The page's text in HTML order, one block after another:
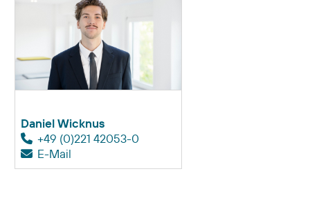
Daniel Wicknus
+49 (0)221 42053-0
E-Mail